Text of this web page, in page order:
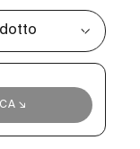
↘